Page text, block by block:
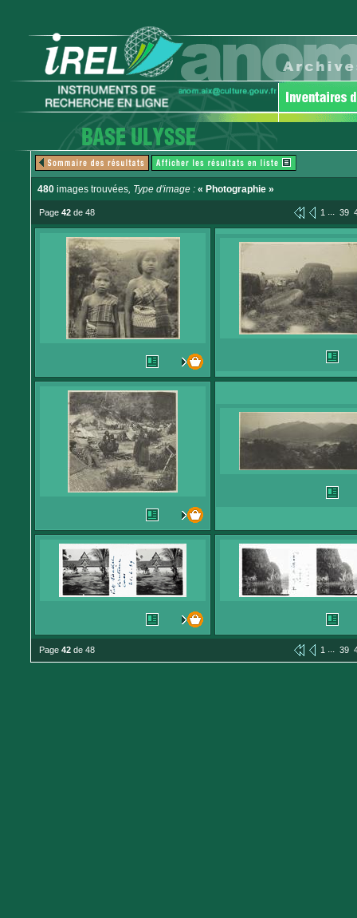
480 images trouvées, Type d'image : « Photographie »
Page 42 de 48 1 ... 39
Page 42 de 48 1 ... 39